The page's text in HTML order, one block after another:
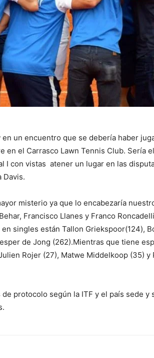
un encuentro que se debería haber
en el Carrasco Lawn Tennis Club. Sería
I con vistas atener un lugar en las
Davis.
misterio ya que lo encabezaría
Francisco Llanes y Franco
singles están Tallon Griekspoor(124),
de Jong (262).Mientras que tiene
Rojer (27), Matwe Middelkoop (35) y
protocolo según la ITF y el país sede y